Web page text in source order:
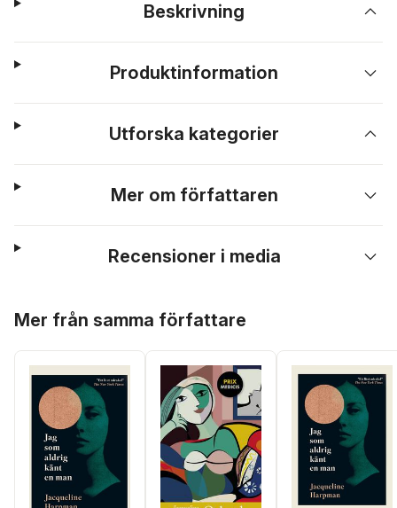
Beskrivning
Produktinformation
Utforska kategorier
Mer om författaren
Recensioner i media
Mer från samma författare